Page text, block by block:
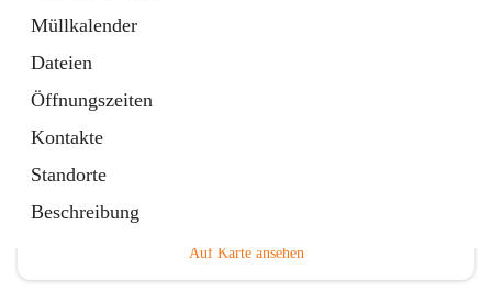
Müllkalender
Dateien
Öffnungszeiten
Kontakte
Standorte
Beschreibung
Auf Karte ansehen